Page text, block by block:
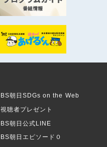
BS朝日SDGs on the Web
視聴者プレゼント
BS朝日公式LINE
BS朝日エピソード０